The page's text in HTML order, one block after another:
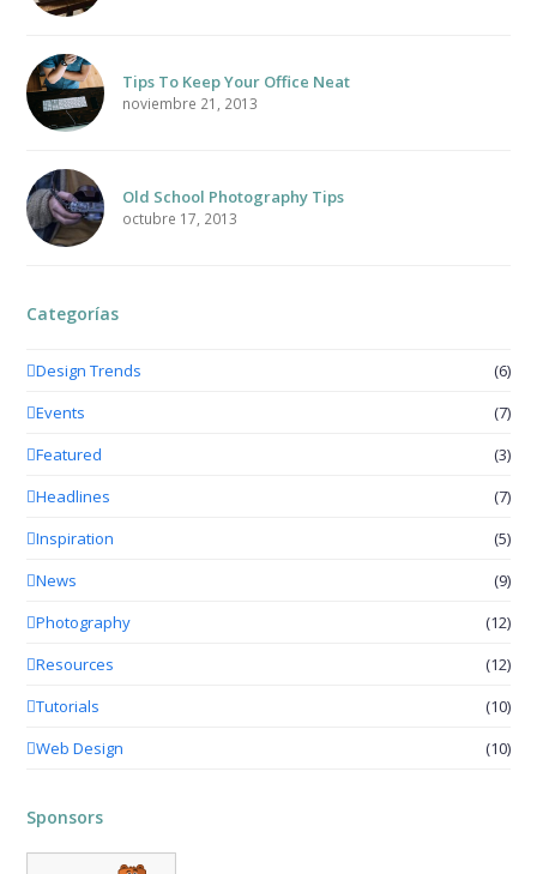
Tips To Keep Your Office Neat
noviembre 21, 2013
Old School Photography Tips
octubre 17, 2013
Categorías
Design Trends
(6)
Events
(7)
Featured
(3)
Headlines
(7)
Inspiration
(5)
News
(9)
Photography
(12)
Resources
(12)
Tutorials
(10)
Web Design
(10)
Sponsors